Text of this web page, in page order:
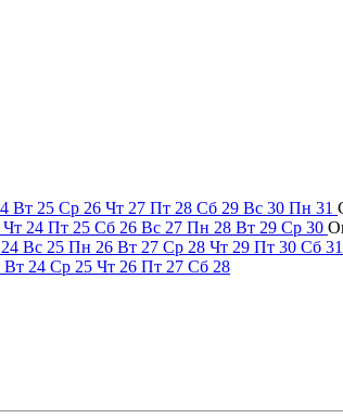
Вт 25 Ср 26 Чт 27 Пт 28 Сб 29 Вс 30 Пн 31
Чт 24 Пт 25 Сб 26 Вс 27 Пн 28 Вт 29 Ср 30
24 Вс 25 Пн 26 Вт 27 Ср 28 Чт 29 Пт 30 Сб 31
Вт 24 Ср 25 Чт 26 Пт 27 Сб 28